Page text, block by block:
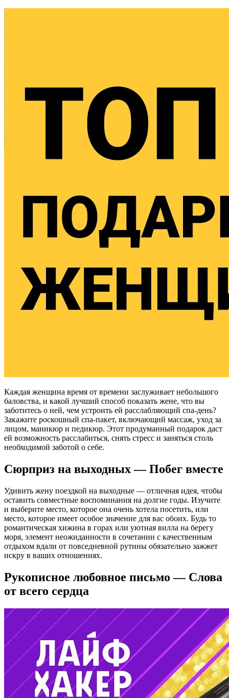
Каждая женщина время от времени заслуживает небольшого
баловства, и какой лучший способ показать жене, что вы
заботитесь о ней, чем устроить ей расслабляющий спа-день?
Закажите роскошный спа-пакет, включающий массаж, уход за
лицом, маникюр и педикюр. Этот продуманный подарок даст
ей возможность расслабиться, снять стресс и заняться столь
необходимой заботой о себе.
Сюрприз на выходных — Побег вместе
Удивить жену поездкой на выходные — отличная идея, чтобы
оставить совместные воспоминания на долгие годы. Изучите
и выберите место, которое она очень хотела посетить, или
место, которое имеет особое значение для вас обоих. Будь то
романтическая хижина в горах или уютная вилла на берегу
моря, элемент неожиданности в сочетании с качественным
отдыхом вдали от повседневной рутины обязательно зажжет
искру в ваших отношениях.
Рукописное любовное письмо — Слова
от всего сердца